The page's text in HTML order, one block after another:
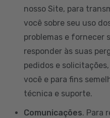
nosso Site, para
você sobre seu uso
problemas e fornecer
responder às suas
pedidos e
você e para fins
técnica e suporte.
Comunicações. Para